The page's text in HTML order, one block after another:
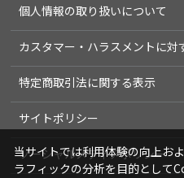
個人情報の取り扱いについて
カスタマー・ハラスメントに対
特定商取引法に関する表示
サイトポリシー
ソーシャルメディアポリシー
当サイトでは利用体験の向上お
ラフィックの分析を目的として